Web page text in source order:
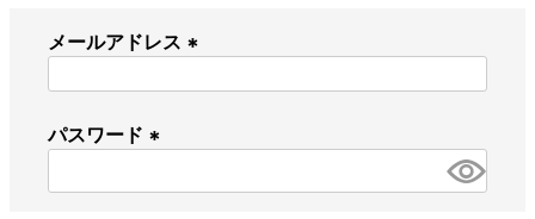
メールアドレス
パスワード
必